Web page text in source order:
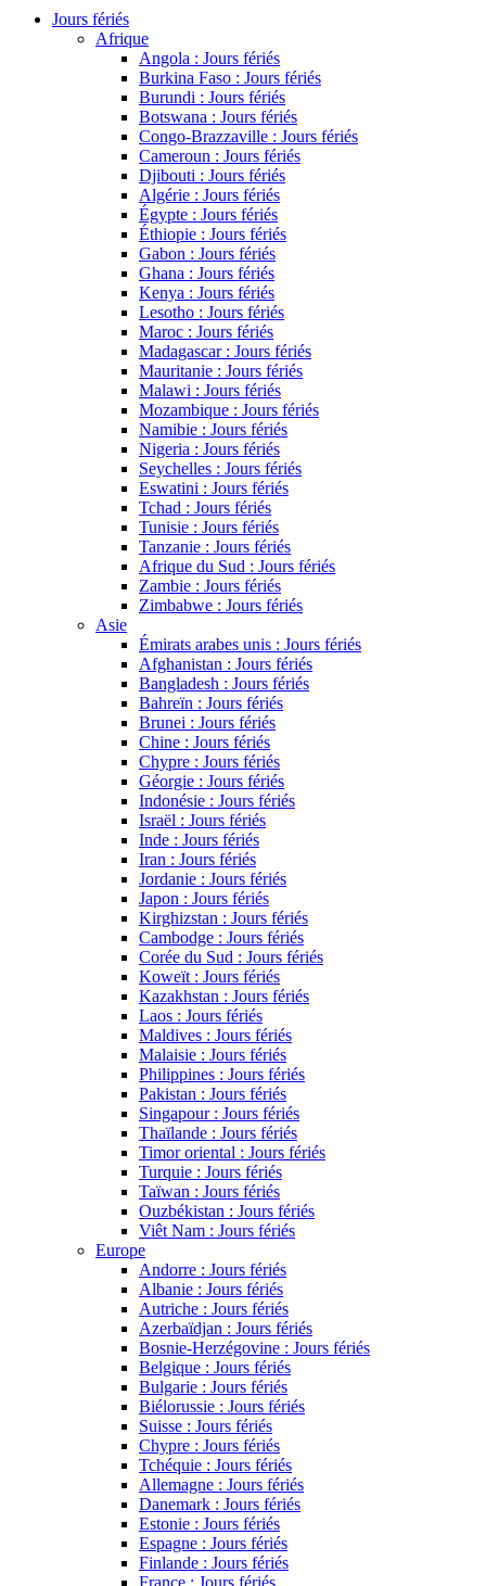
Jours fériés
Afrique
Angola : Jours fériés
Burkina Faso : Jours fériés
Burundi : Jours fériés
Botswana : Jours fériés
Congo-Brazzaville : Jours fériés
Cameroun : Jours fériés
Djibouti : Jours fériés
Algérie : Jours fériés
Égypte : Jours fériés
Éthiopie : Jours fériés
Gabon : Jours fériés
Ghana : Jours fériés
Kenya : Jours fériés
Lesotho : Jours fériés
Maroc : Jours fériés
Madagascar : Jours fériés
Mauritanie : Jours fériés
Malawi : Jours fériés
Mozambique : Jours fériés
Namibie : Jours fériés
Nigeria : Jours fériés
Seychelles : Jours fériés
Eswatini : Jours fériés
Tchad : Jours fériés
Tunisie : Jours fériés
Tanzanie : Jours fériés
Afrique du Sud : Jours fériés
Zambie : Jours fériés
Zimbabwe : Jours fériés
Asie
Émirats arabes unis : Jours fériés
Afghanistan : Jours fériés
Bangladesh : Jours fériés
Bahreïn : Jours fériés
Brunei : Jours fériés
Chine : Jours fériés
Chypre : Jours fériés
Géorgie : Jours fériés
Indonésie : Jours fériés
Israël : Jours fériés
Inde : Jours fériés
Iran : Jours fériés
Jordanie : Jours fériés
Japon : Jours fériés
Kirghizstan : Jours fériés
Cambodge : Jours fériés
Corée du Sud : Jours fériés
Koweït : Jours fériés
Kazakhstan : Jours fériés
Laos : Jours fériés
Maldives : Jours fériés
Malaisie : Jours fériés
Philippines : Jours fériés
Pakistan : Jours fériés
Singapour : Jours fériés
Thaïlande : Jours fériés
Timor oriental : Jours fériés
Turquie : Jours fériés
Taïwan : Jours fériés
Ouzbékistan : Jours fériés
Viêt Nam : Jours fériés
Europe
Andorre : Jours fériés
Albanie : Jours fériés
Autriche : Jours fériés
Azerbaïdjan : Jours fériés
Bosnie-Herzégovine : Jours fériés
Belgique : Jours fériés
Bulgarie : Jours fériés
Biélorussie : Jours fériés
Suisse : Jours fériés
Chypre : Jours fériés
Tchéquie : Jours fériés
Allemagne : Jours fériés
Danemark : Jours fériés
Estonie : Jours fériés
Espagne : Jours fériés
Finlande : Jours fériés
France : Jours fériés